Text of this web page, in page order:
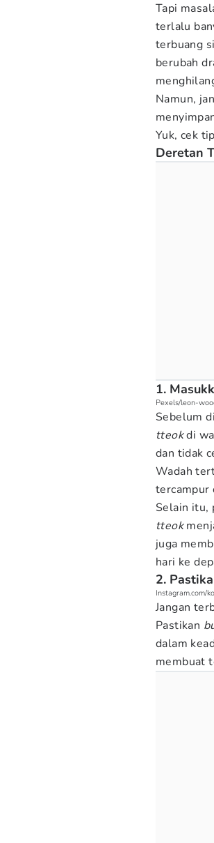
Tapi
terlalu
terbuang
berubah
Namun,
Yuk, cek
Deretan
1.
Pexels/leon-
Sebelum
tteokdi
dan tidak
Wadah
tercampur
Selain itu,
tteok
juga
hari ke
2.
Instagram.com/
Jangan
Pastikan
dalam
membuat